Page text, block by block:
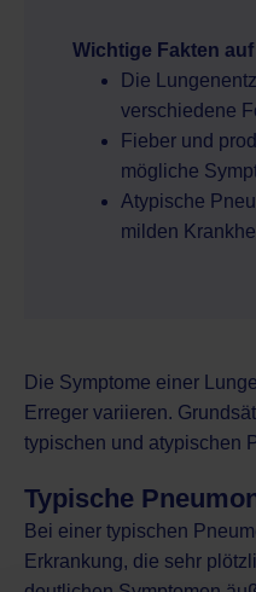
Wichtige Fakten
Die
verschiedene
Fieber und
mögliche
Atypische
milden
Die Symptome einer
Erreger variieren.
typischen und atypischen
Typische
Bei einer typischen
Erkrankung, die sehr